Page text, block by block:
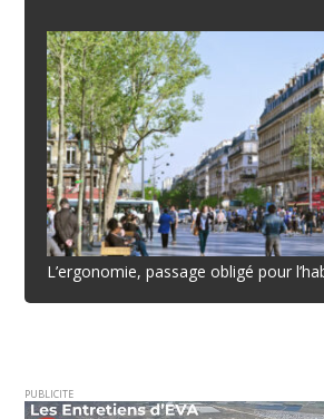
L’ergonomie, passage obligé pour
PUBLICITE